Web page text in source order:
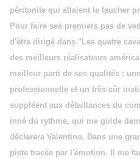
péritonite qui allaient le faucher
Pour faire ses premiers pas de
d'être dirigé dans "Les quatre
des meilleurs réalisateurs
meilleur parti de ses qualités :
professionnelle et un très sûr
suppléent aux défaillances du
inné du rythme, qui me guide
déclarera Valentino. Dans une
piste tracée par l'émotion. Il me